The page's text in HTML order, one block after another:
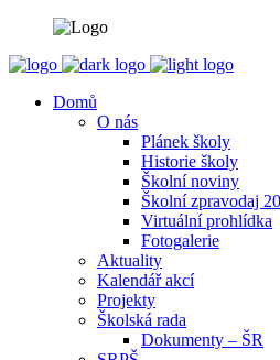
Domů
O nás
Plánek školy
Historie školy
Školní noviny
Školní zpravodaj
Virtuální prohlídka
Fotogalerie
Aktuality
Kalendář akcí
Projekty
Školská rada
Dokumenty – ŠR